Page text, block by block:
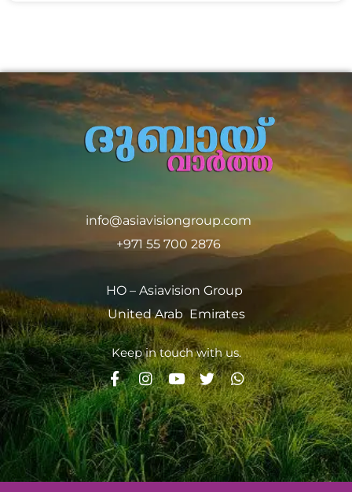
info@asiavisiongroup.com
+971 55 700 2876
HO – Asiavision Group
United Arab Emirates
Keep in touch with us.